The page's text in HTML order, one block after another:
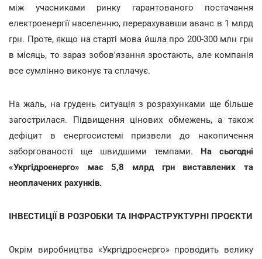
між учасниками ринку гарантованого постачання
електроенергії населенню, перерахувавши аванс в 1 млрд
грн. Проте, якщо на старті мова йшла про 200-300 млн грн
в місяць, то зараз зобов'язання зростають, але компанія
все сумлінно виконує та сплачує.
На жаль, на грудень ситуація з розрахунками ще більше
загострилася. Підвищення цінових обмежень, а також
дефіцит в енергосистемі призвели до накопичення
заборгованості ще швидшими темпами. На сьогодні
«Укргідроенерго» має 5,8 млрд грн виставлених та
неоплачених рахунків.
ІНВЕСТИЦІЇ В РОЗРОБКИ ТА ІНФРАСТРУКТУРНІ ПРОЄКТИ
Окрім виробництва «Укргідроенерго» проводить велику